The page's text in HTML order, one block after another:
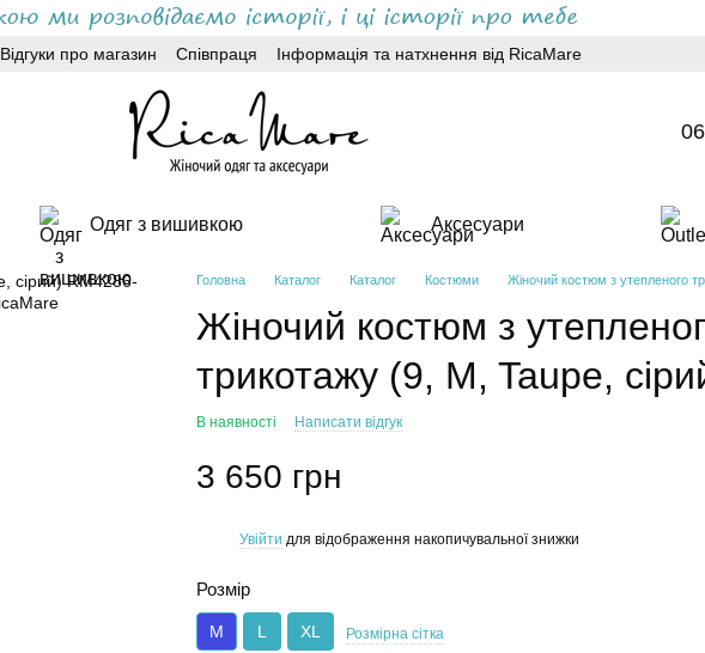
Відгуки про магазин Співпраця Інформація та натхнення від RicaMare
Одяг з вишивкою Аксесуари
Головна Каталог Каталог Костюми Жіночий костюм з утепленого
Жіночий костюм з
трикотажу (9, M, Taupe,
В наявності Написати відгук
3 650 грн
Увійти для відображення накопичувальної знижки
Розмір
M L XL Розмірна сітка